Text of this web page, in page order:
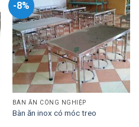
-8%
BÀN ĂN CÔNG NGHIỆP
Bàn ăn inox có móc treo